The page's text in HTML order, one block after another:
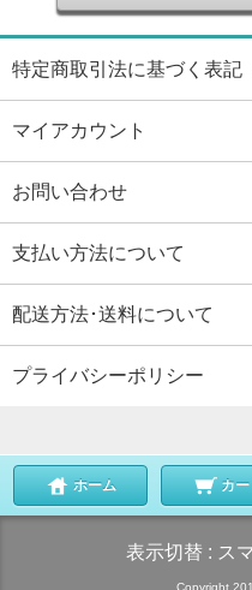
特定商取引法に基づく表記
マイアカウント
お問い合わせ
支払い方法について
配送方法･送料について
プライバシーポリシー
ホーム カー
表示切替 : ス
Copyright